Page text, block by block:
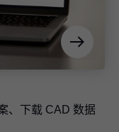
、下载 CAD 数据